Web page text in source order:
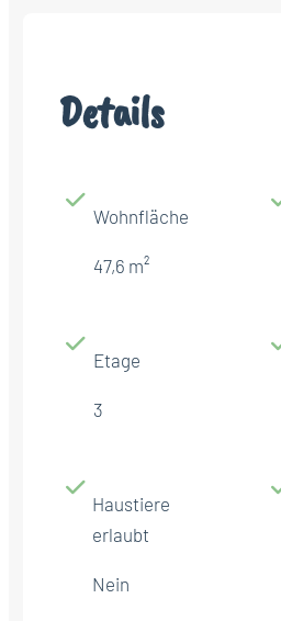
Details
Wohnfläche
47,6 m²
Etage
3
Haustiere
erlaubt
Nein